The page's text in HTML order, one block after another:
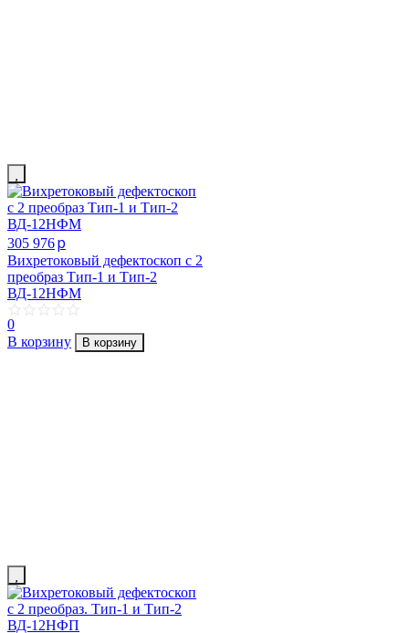
305 976p
Вихретоковый дефектоскоп с 2
преобраз Тип-1 и Тип-2
ВД-12НФМ
0
В корзину
В корзину